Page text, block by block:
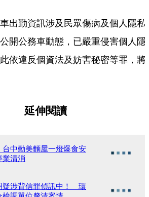
出勤資訊涉及民眾傷病及個人隱私
開公務車動態，已嚴重侵害個人隱
依違反個資法及妨害秘密等罪，將
延伸閱讀
中勤美麵屋一燈爆食安
清消
疑涉背信罪偵訊中！ 環